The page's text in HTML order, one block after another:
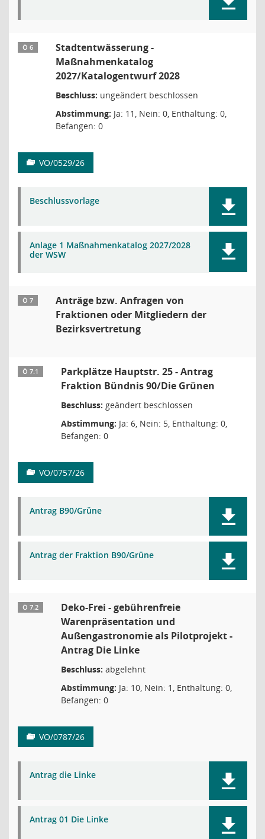
Ö 6
Stadtentwässerung -
Maßnahmenkatalog
2027/Katalogentwurf 2028
Beschluss: ungeändert beschlossen
Abstimmung: Ja: 11, Nein: 0, Enthaltung: 0,
Befangen: 0
VO/0529/26
Beschlussvorlage
Anlage 1 Maßnahmenkatalog 2027/2028
der WSW
Ö 7
Anträge bzw. Anfragen von
Fraktionen oder Mitgliedern der
Bezirksvertretung
Ö 7.1
Parkplätze Hauptstr. 25 - Antrag
Fraktion Bündnis 90/Die Grünen
Beschluss: geändert beschlossen
Abstimmung: Ja: 6, Nein: 5, Enthaltung: 0,
Befangen: 0
VO/0757/26
Antrag B90/Grüne
Antrag der Fraktion B90/Grüne
Ö 7.2
Deko-Frei - gebührenfreie
Warenpräsentation und
Außengastronomie als Pilotprojekt -
Antrag Die Linke
Beschluss: abgelehnt
Abstimmung: Ja: 10, Nein: 1, Enthaltung: 0,
Befangen: 0
VO/0787/26
Antrag die Linke
Antrag 01 Die Linke